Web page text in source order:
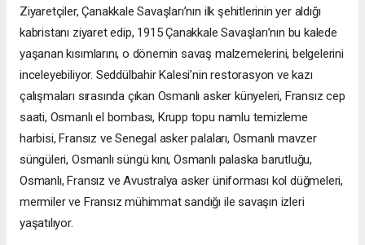
Ziyaretçiler, Çanakkale Savaşları’nın ilk şehitlerinin yer aldığı
kabristanı ziyaret edip, 1915 Çanakkale Savaşları’nın bu kalede
yaşanan kısımlarını, o dönemin savaş malzemelerini, belgelerini
inceleyebiliyor. Seddülbahir Kalesi’nin restorasyon ve kazı
çalışmaları sırasında çıkan Osmanlı asker künyeleri, Fransız cep
saati, Osmanlı el bombası, Krupp topu namlu temizleme
harbisi, Fransız ve Senegal asker palaları, Osmanlı mavzer
süngüleri, Osmanlı süngü kını, Osmanlı palaska barutluğu,
Osmanlı, Fransız ve Avustralya asker üniforması kol düğmeleri,
mermiler ve Fransız mühimmat sandığı ile savaşın izleri
yaşatılıyor.